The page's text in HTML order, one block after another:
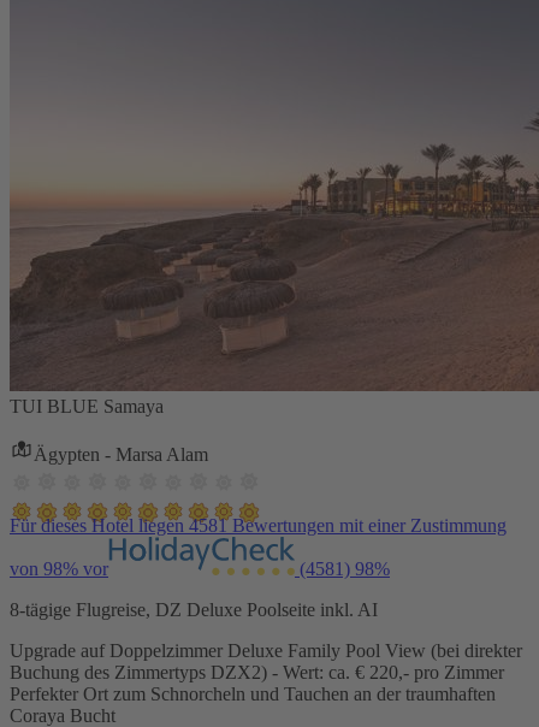
TUI BLUE Samaya
Ägypten - Marsa Alam
Für dieses Hotel liegen 4581 Bewertungen mit einer Zustimmung
von 98% vor (4581) 98%
8-tägige Flugreise, DZ Deluxe Poolseite inkl. AI
Upgrade auf Doppelzimmer Deluxe Family Pool View (bei direkter
Buchung des Zimmertyps DZX2) - Wert: ca. € 220,- pro Zimmer
Perfekter Ort zum Schnorcheln und Tauchen an der traumhaften
Coraya Bucht